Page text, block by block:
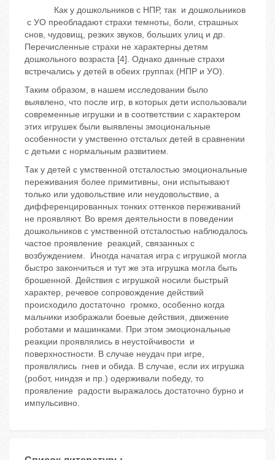
Как у дошкольников с НПР, так и дошкольников
с УО преобладают страхи темноты, боли, страшных
снов, чудовищ, резких звуков, больших улиц и др.
Перечисленные страхи не характерны детям
дошкольного возраста [4]. Однако данные страхи
встречались у детей в обеих группах (НПР и УО).
Таким образом, в нашем исследовании было
выявлено, что после игр, в которых дети использовали
современные игрушки и в соответствии с характером
этих игрушек были выявлены эмоциональные
особенности у умственно отсталых детей в сравнении
с детьми с нормальным развитием.
Так у детей с умственной отсталостью эмоциональные
переживания более примитивны, они испытывают
только или удовольствие или неудовольствие, а
дифференцированных тонких оттенков переживаний
не проявляют. Во время деятельности в поведении
дошкольников с умственной отсталостью наблюдалось
частое проявление реакций, связанных с
возбуждением. Иногда начатая игра с игрушкой могла
быстро закончиться и тут же эта игрушка могла быть
брошенной. Действия с игрушкой носили быстрый
характер, речевое сопровождение действий
происходило достаточно громко, особенно когда
мальчики изображали боевые действия, движение
роботами и машинками. При этом эмоциональные
реакции проявлялись в неустойчивости и
поверхностности. В случае неудач при игре,
проявлялись гнев и обида. В случае, если их игрушка
(робот, ниндзя и пр.) одерживали победу, то
проявление радости выражалось достаточно бурно и
импульсивно.